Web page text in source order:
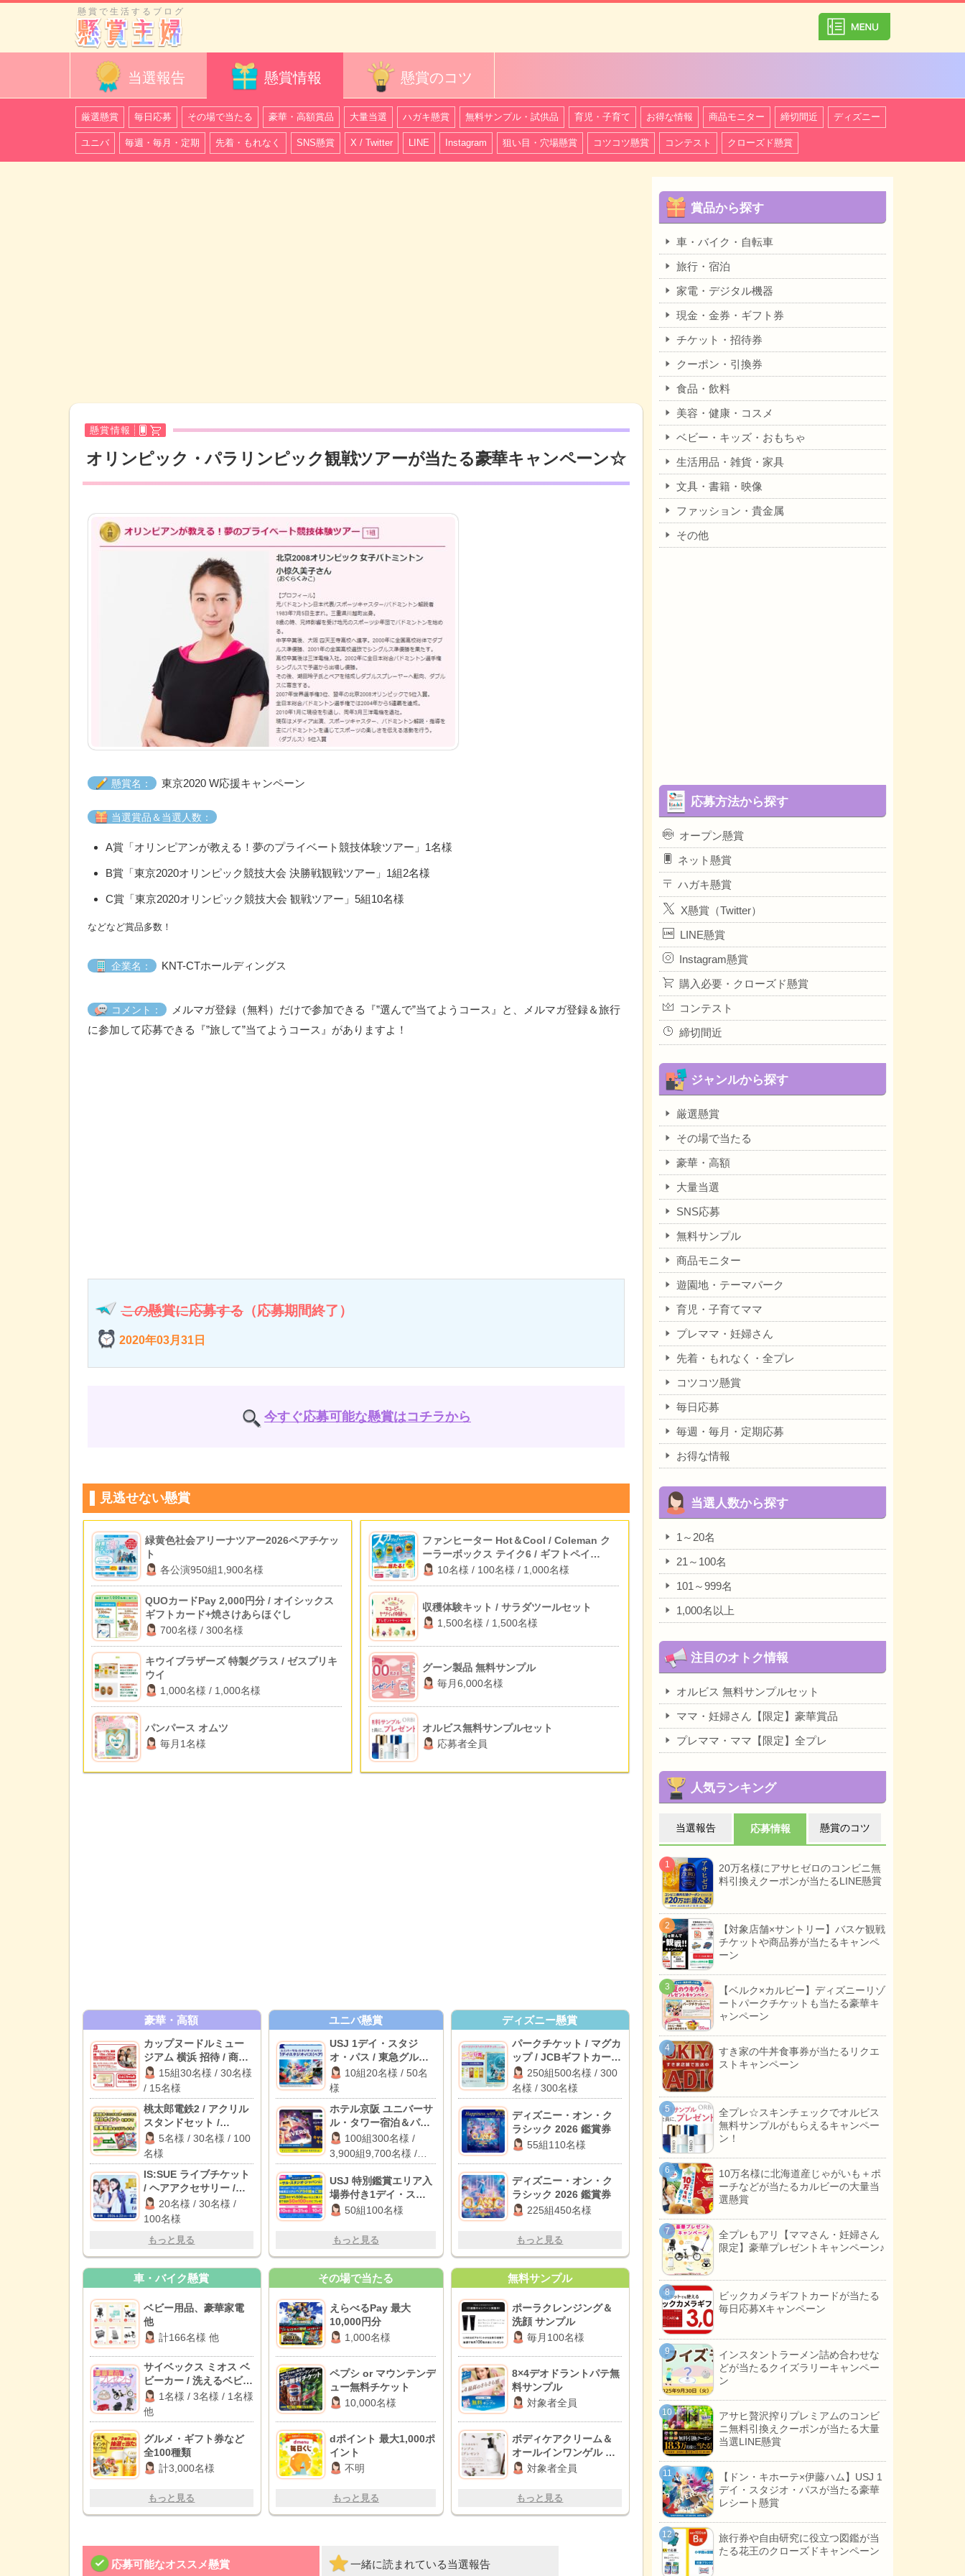
懸賞で生活するブログ
当選報告 懸賞情報 懸賞のコツ
厳選懸賞 毎日応募 その場で当たる 豪華・高額賞品 大量当選 ハガキ懸賞 無料サンプル・試供品 育児・子育て お得な情報 商品モニター 締切間近 ディズニー
ユニバ 毎週・毎月・定期 先着・もれなく SNS懸賞 X / Twitter LINE Instagram 狙い目・穴場懸賞 コツコツ懸賞 コンテスト クローズド懸賞
懸賞情報
オリンピック・パラリンピック観戦ツアーが当たる豪華キャンペーン☆
懸賞名： 東京2020 W応援キャンペーン
当選賞品＆当選人数：
A賞「オリンピアンが教える！夢のプライベート競技体験ツアー」1名様
B賞「東京2020オリンピック競技大会 決勝戦観戦ツアー」1組2名様
C賞「東京2020オリンピック競技大会 観戦ツアー」5組10名様
などなど賞品多数！
企業名： KNT-CTホールディングス
コメント：
メルマガ登録（無料）だけで参加できる『”選んで”当てようコース』と、メルマガ登録＆旅行
に参加して応募できる『”旅して”当てようコース』がありますよ！
この懸賞に応募する （応募期間終了）
2020年03月31日
今すぐ応募可能な懸賞はコチラから
見逃せない懸賞
緑黄色社会アリーナツアー2026ペアチケッ
ト
各公演950組1,900名様
QUOカードPay 2,000円分 / オイシックス
ギフトカード+焼さけあらほぐし
700名様 / 300名様
キウイブラザーズ 特製グラス / ゼスプリキ
ウイ
1,000名様 / 1,000名様
パンパース オムツ
毎月1名様
ファンヒーター Hot＆Cool / Coleman ク
ーラーボックス テイク6 / ギフトペイ
100pt10名様 / 100名様 / 1,000名様
収穫体験キット / サラダツールセット
1,500名様 / 1,500名様
グーン製品 無料サンプル
毎月6,000名様
オルビス無料サンプルセット
応募者全員
豪華・高額
カップヌードルミュー
ジアム 横浜 招待 / 商品
券 3,000円分 / 保冷バッ
グ
15組30名様 / 30名様
/ 15名様
桃太郎電鉄2 / アクリル
スタンドセット /
Amazonギフトカード
1,000円分
5名様 / 30名様 / 100
名様
IS:SUE ライブチケット
/ ヘアアクセサリー /
QUOカード 3,000円分
20名様 / 30名様 /
100名様
もっと見る
ユニバ懸賞
USJ 1デイ・スタジ
オ・パス / 東急グルー
プ商品券 2,000円分
10組20名様 / 50名
様
ホテル京阪 ユニバーサ
ル・タワー宿泊＆パー
ク貸切イベント / パー
ク貸切イベント招待 / 1
万円キャッシュバック
100組300名様 /
3,900組9,700名様 /
2,000名様
USJ 特別鑑賞エリア入
場券付き1デイ・スタジ
オ・パス
50組100名様
もっと見る
ディズニー懸賞
パークチケット / マグカ
ップ / JCBギフトカード
10,000円分
250組500名様 / 300
名様 / 300名様
ディズニー・オン・ク
ラシック 2026 鑑賞券
55組110名様
ディズニー・オン・ク
ラシック 2026 鑑賞券
225組450名様
もっと見る
車・バイク懸賞
ベビー用品、豪華家電
他
計166名様 他
サイベックス ミオス ベ
ビーカー / 洗えるベビー
布団セット / パナソニッ
ク 電動自転車 他
1名様 / 3名様 / 1名様
他
グルメ・ギフト券など
全100種類
計3,000名様
もっと見る
その場で当たる
えらべるPay 最大
10,000円分
1,000名様
ペプシ or マウンテンデ
ュー無料チケット
10,000名様
dポイント 最大1,000ポ
イント
不明
もっと見る
無料サンプル
ポーラクレンジング＆
洗顔 サンプル
毎月100名様
8×4デオドラントパテ無
料サンプル
対象者全員
ボディケアクリーム＆
オールインワンゲル サ
ンプル対象者全員
もっと見る
応募可能なオススメ懸賞 一緒に読まれている当選報告
賞品から探す
車・バイク・自転車
旅行・宿泊
家電・デジタル機器
現金・金券・ギフト券
チケット・招待券
クーポン・引換券
食品・飲料
美容・健康・コスメ
ベビー・キッズ・おもちゃ
生活用品・雑貨・家具
文具・書籍・映像
ファッション・貴金属
その他
応募方法から探す
オープン懸賞
ネット懸賞
ハガキ懸賞
X懸賞（Twitter）
LINE懸賞
Instagram懸賞
購入必要・クローズド懸賞
コンテスト
締切間近
ジャンルから探す
厳選懸賞
その場で当たる
豪華・高額
大量当選
SNS応募
無料サンプル
商品モニター
遊園地・テーマパーク
育児・子育てママ
プレママ・妊婦さん
先着・もれなく・全プレ
コツコツ懸賞
毎日応募
毎週・毎月・定期応募
お得な情報
当選人数から探す
1～20名
21～100名
101～999名
1,000名以上
注目のオトク情報
オルビス 無料サンプルセット
ママ・妊婦さん【限定】豪華賞品
プレママ・ママ【限定】全プレ
人気ランキング
当選報告 応募情報 懸賞のコツ
20万名様にアサヒゼロのコンビニ無
料引換えクーポンが当たるLINE懸賞
【対象店舗×サントリー】バスケ観戦
チケットや商品券が当たるキャンペ
ーン
【ベルク×カルビー】ディズニーリゾ
ートパークチケットも当たる豪華キ
ャンペーン
すき家の牛丼食事券が当たるリクエ
ストキャンペーン
全プレ☆スキンチェックでオルビス
無料サンプルがもらえるキャンペー
ン！
10万名様に北海道産じゃがいも＋ポ
ーチなどが当たるカルビーの大量当
選懸賞
全プレもアリ【ママさん・妊婦さん
限定】豪華プレゼントキャンペーン♪
ビックカメラギフトカードが当たる
毎日応募Xキャンペーン
インスタントラーメン詰め合わせな
どが当たるクイズラリーキャンペー
ン
アサヒ贅沢搾りプレミアムのコンビ
ニ無料引換えクーポンが当たる大量
当選LINE懸賞
【ドン・キホーテ×伊藤ハム】USJ 1
デイ・スタジオ・パスが当たる豪華
レシート懸賞
旅行券や自由研究に役立つ図鑑が当
たる花王のクローズドキャンペーン